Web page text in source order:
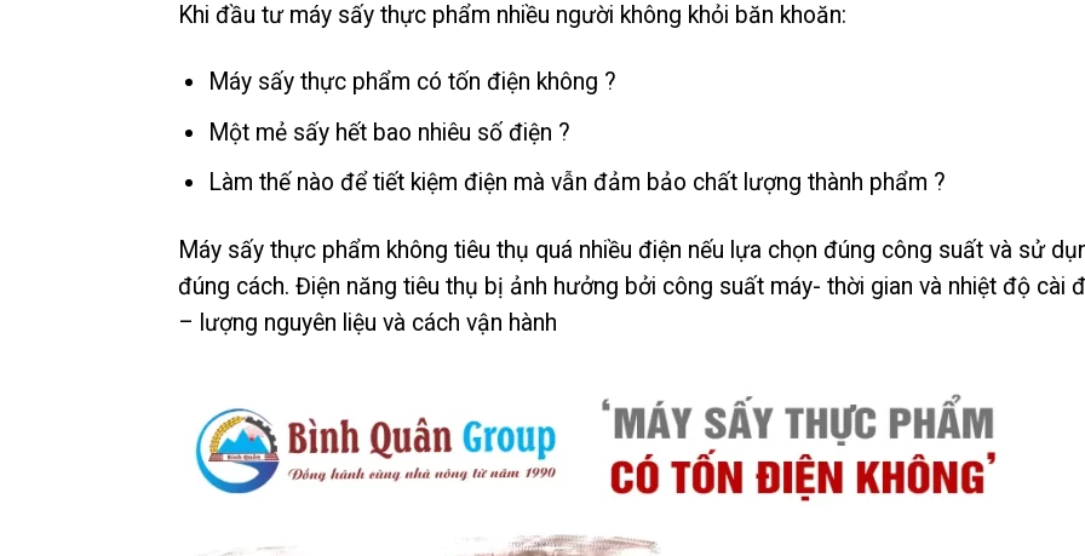
Khi đầu tư máy sấy thực phẩm nhiều người không khỏi băn khoăn:
Máy sấy thực phẩm có tốn điện không ?
Một mẻ sấy hết bao nhiêu số điện ?
Làm thế nào để tiết kiệm điện mà vẫn đảm bảo chất lượng thành phẩm ?
Máy sấy thực phẩm không tiêu thụ quá nhiều điện nếu lựa chọn đúng công suất và sử
đúng cách. Điện năng tiêu thụ bị ảnh hưởng bởi công suất máy- thời gian và nhiệt độ cài
– lượng nguyên liệu và cách vận hành